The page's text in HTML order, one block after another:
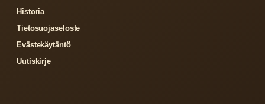
Historia
Tietosuojaseloste
Evästekäytäntö
Uutiskirje